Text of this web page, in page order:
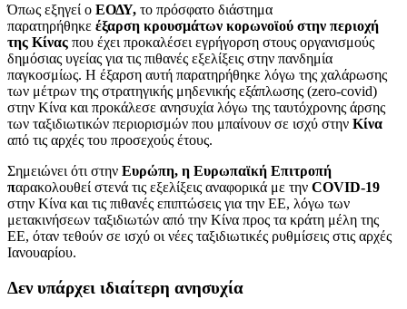
Όπως εξηγεί ο ΕΟΔΥ, το πρόσφατο διάστημα
παρατηρήθηκε έξαρση κρουσμάτων κορωνοϊού στην περιοχή
της Κίνας που έχει προκαλέσει εγρήγορση στους οργανισμούς
δημόσιας υγείας για τις πιθανές εξελίξεις στην πανδημία
παγκοσμίως. Η έξαρση αυτή παρατηρήθηκε λόγω της χαλάρωσης
των μέτρων της στρατηγικής μηδενικής εξάπλωσης (zero-covid)
στην Κίνα και προκάλεσε ανησυχία λόγω της ταυτόχρονης άρσης
των ταξιδιωτικών περιορισμών που μπαίνουν σε ισχύ στην Κίνα
από τις αρχές του προσεχούς έτους.
Σημειώνει ότι στην Ευρώπη, η Ευρωπαϊκή Επιτροπή
παρακολουθεί στενά τις εξελίξεις αναφορικά με την COVID-19
στην Κίνα και τις πιθανές επιπτώσεις για την ΕΕ, λόγω των
μετακινήσεων ταξιδιωτών από την Κίνα προς τα κράτη μέλη της
ΕΕ, όταν τεθούν σε ισχύ οι νέες ταξιδιωτικές ρυθμίσεις στις αρχές
Ιανουαρίου.
Δεν υπάρχει ιδιαίτερη ανησυχία